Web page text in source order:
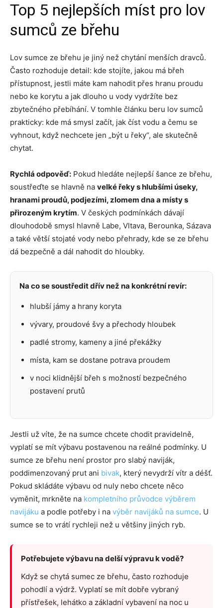
Top 5 nejlepších míst pro lov
sumců ze břehu
Lov sumce ze břehu je jiný než chytání menších dravců.
Často rozhoduje detail: kde stojíte, jakou má břeh
přístupnost, jestli máte kam nahodit přes hranu proudu
nebo ke korytu a jak dlouho u vody vydržíte bez
zbytečného přebíhání. V tomhle článku beru lov sumců
prakticky: kde má smysl začít, jak číst vodu a čemu se
vyhnout, když nechcete jen „být u řeky“, ale skutečně
chytat.
Rychlá odpověď: Pokud hledáte nejlepší šance ze břehu,
soustřeďte se hlavně na velké řeky s hlubšími úseky,
hranami proudů, podjezími, zlomem dna a místy s
přirozeným krytím. V českých podmínkách dávají
dlouhodobě smysl hlavně Labe, Vltava, Berounka, Sázava
a také větší stojaté vody nebo přehrady, kde se ze břehu
dá bezpečně a dál nahodit do hloubky.
Na co se soustředit dřív než na konkrétní revír:
hlubší jámy a hrany koryta
vývary, proudové švy a přechody hloubek
padlé stromy, kameny a jiné překážky
místa, kam se dostane potrava proudem
v noci klidnější břeh s možností bezpečného
postavení prutů
Jestli už víte, že na sumce chcete chodit pravidelně,
vyplatí se mít výbavu postavenou na reálné podmínky. U
sumce ze břehu není prostor pro slabý naviják,
poddimenzovaný prut ani bivak, který nevydrží vítr a déšť.
Pokud skládáte výbavu od nuly nebo chcete něco
vyměnit, mrkněte na kompletního průvodce výběrem
navijáku a podle potřeby i na výběr navijáků na sumce. U
sumce se to vrátí rychleji než u většiny jiných ryb.
Potřebujete výbavu na delší výpravu k vodě?
Když se chytá sumec ze břehu, často rozhoduje
pohodlí a výdrž. Vyplatí se mít dobře vybraný
přístřešek, lehátko a základní vybavení na noc u